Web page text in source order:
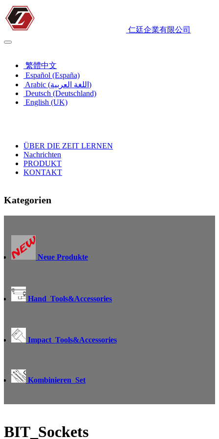
仁廷企業有限公司
繁體中文
Español (España)
Arabic (اللغة العربية)
Deutsch (Deutschland)
English (UK)
ÜBER DIE ZEIT LERNEN
Nachrichten
PRODUKT
KONTAKT
BIT_Sockets
Kategorien
Neue Produkte
Hand_Tools&Accessories
Impact_Tools&Accessories
Kombinieren_Set